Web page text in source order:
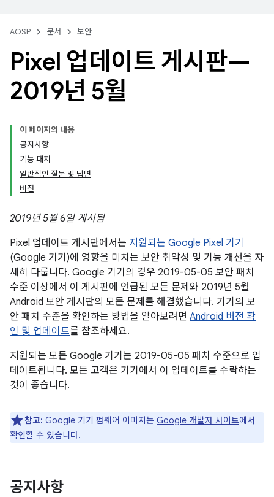
AOSP 문서 보안
Pixel 업데이트 게시판—
2019년 5월
이 페이지의 내용
공지사항
기능 패치
일반적인 질문 및 답변
버전
2019년 5월 6일 게시됨
Pixel 업데이트 게시판에서는 지원되는 Google Pixel 기기
(Google 기기)에 영향을 미치는 보안 취약성 및 기능 개선을 자
세히 다룹니다. Google 기기의 경우 2019-05-05 보안 패치
수준 이상에서 이 게시판에 언급된 모든 문제와 2019년 5월
Android 보안 게시판의 모든 문제를 해결했습니다. 기기의 보
안 패치 수준을 확인하는 방법을 알아보려면 Android 버전 확
인 및 업데이트를 참조하세요.
지원되는 모든 Google 기기는 2019-05-05 패치 수준으로 업
데이트됩니다. 모든 고객은 기기에서 이 업데이트를 수락하는
것이 좋습니다.
참고: Google 기기 펌웨어 이미지는 Google 개발자 사이트에서
확인할 수 있습니다.
공지사항